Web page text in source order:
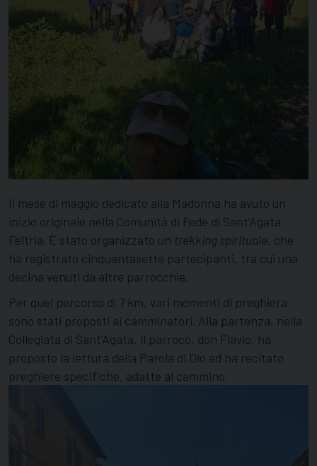
Il mese di maggio dedicato alla Madonna ha avuto un
inizio originale nella Comunità di Fede di Sant’Agata
Feltria. È stato organizzato un trekking spirituale, che
ha registrato cinquantasette partecipanti, tra cui una
decina venuti da altre parrocchie.
Per quel percorso di 7 km, vari momenti di preghiera
sono stati proposti ai camminatori. Alla partenza, nella
Collegiata di Sant’Agata, il parroco, don Flavio, ha
proposto la lettura della Parola di Dio ed ha recitato
preghiere specifiche, adatte al cammino.